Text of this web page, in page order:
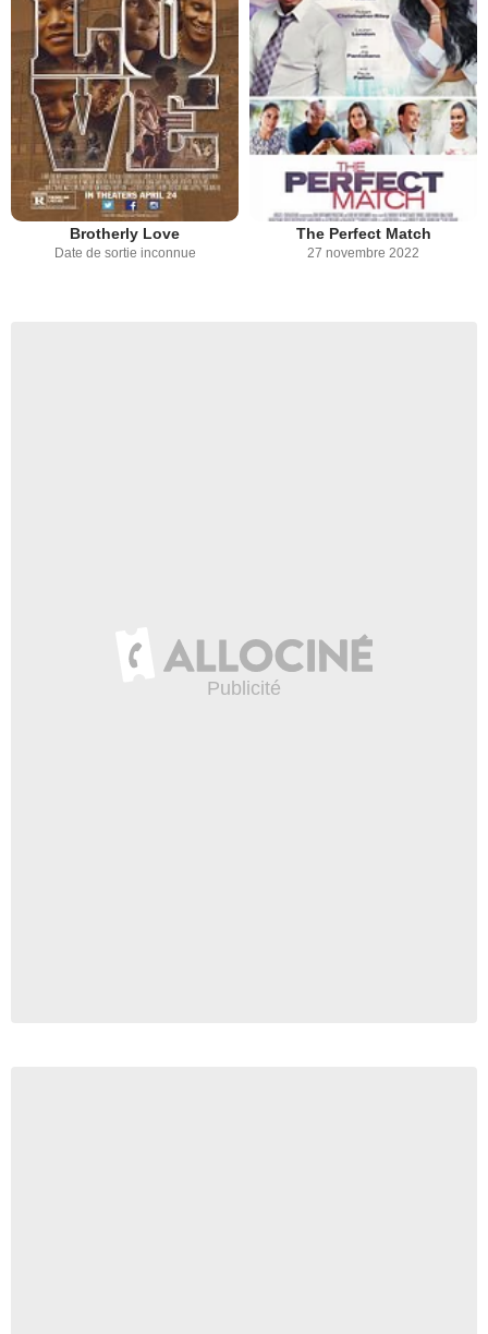
Brotherly Love
Date de sortie inconnue
The Perfect Match
27 novembre 2022